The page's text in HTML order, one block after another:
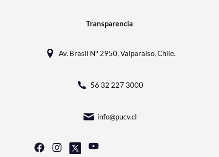
Transparencia
Av. Brasil N° 2950, Valparaíso, Chile.
56 32 227 3000
info@pucv.cl